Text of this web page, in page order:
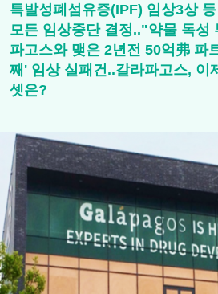
특발성폐섬유증(IPF) 임상3상
모든 임상중단 결정.."약물 독성
파고스와 맺은 2년전 50억弗 파
째' 임상 실패건..갈라파고스, 이
셋은?